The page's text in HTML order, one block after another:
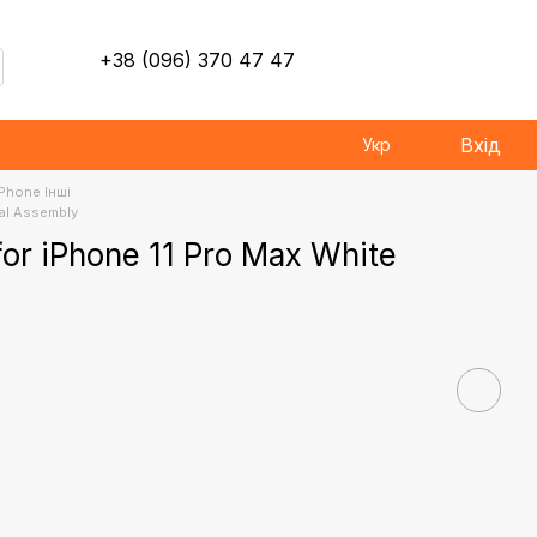
+38 (096) 370 47 47
Укр Вхід
Інші
Assembly
iPhone 11 Pro Max White